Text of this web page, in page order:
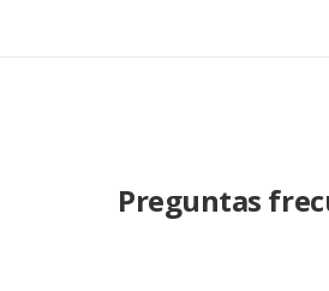
Preguntas